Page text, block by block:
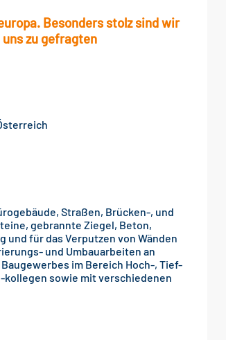
Besonders stolz sind wir
zu gefragten
Straßen, Brücken-, und
gebrannte Ziegel, Beton,
und für das Verputzen von Wänden
und Umbauarbeiten an
im Bereich Hoch-, Tief-
kollegen sowie mit verschiedenen